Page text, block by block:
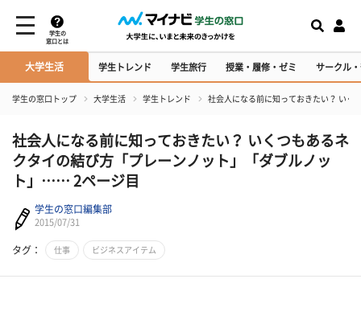
学生の
窓口とは
大学生活 学生トレンド 学生旅行 授業・履修・ゼミ サークル
学生の窓口トップ 大学生活 学生トレンド 社会人になる前に知っておきたい？ い
社会人になる前に知っておきたい？ いくつもあるネ
クタイの結び方「プレーンノット」「ダブルノッ
ト」…… 2ページ目
学生の窓口編集部
2015/07/31
タグ： 仕事 ビジネスアイテム